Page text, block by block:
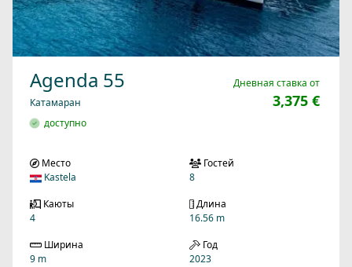
Agenda 55
Катамаран
доступно
Дневная ставка от
3,375 €
Место
Kastela
Гостей
8
Каюты
4
Длина
16.56 m
Ширина
9 m
Год
2023